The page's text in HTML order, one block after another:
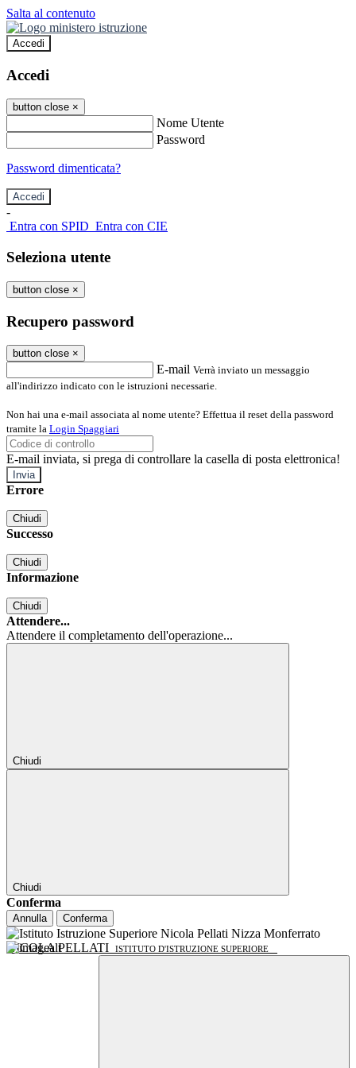
Salta al contenuto
Accedi
Accedi
button close ×
Nome Utente
Password
Password dimenticata?
-
Entra con SPID Entra con CIE
Seleziona utente
button close ×
Recupero password
button close ×
E-mail Verrà inviato un messaggio
all'indirizzo indicato con le istruzioni necessarie.
Non hai una e-mail associata al nome utente? Effettua il reset della password
tramite la Login Spaggiari
E-mail inviata, si prega di controllare la casella di posta elettronica!
Errore
Chiudi
Successo
Chiudi
Informazione
Chiudi
Attendere...
Attendere il completamento dell'operazione...
Chiudi
Chiudi
Conferma
Annulla Conferma
NICOLA PELLATI ISTITUTO D'ISTRUZIONE SUPERIORE